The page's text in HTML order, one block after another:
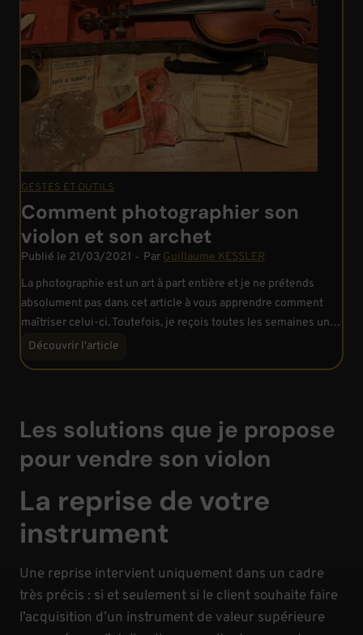
GESTES ET OUTILS
Comment photographier son
violon et son archet
Publié le 21/03/2021 ‐ Par Guillaume KESSLER
La photographie est un art à part entière et je ne prétends
absolument pas dans cet article à vous apprendre comment
maîtriser celui-ci. Toutefois, je reçois toutes les semaines un…
Découvrir l'article
e
t
h
t
g
r
a
Les solutions que je propose
pour vendre son violon
La reprise de votre
instrument
Une reprise intervient uniquement dans un cadre
très précis : si et seulement si le client souhaite faire
l’acquisition d’un instrument de valeur supérieure